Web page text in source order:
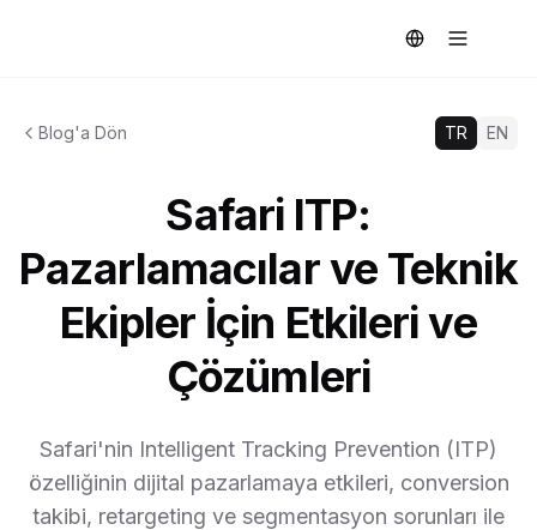
Blog'a Dön TR EN
Safari ITP:
Pazarlamacılar ve Teknik
Ekipler İçin Etkileri ve
Çözümleri
Safari'nin Intelligent Tracking Prevention (ITP)
özelliğinin dijital pazarlamaya etkileri, conversion
takibi, retargeting ve segmentasyon sorunları ile